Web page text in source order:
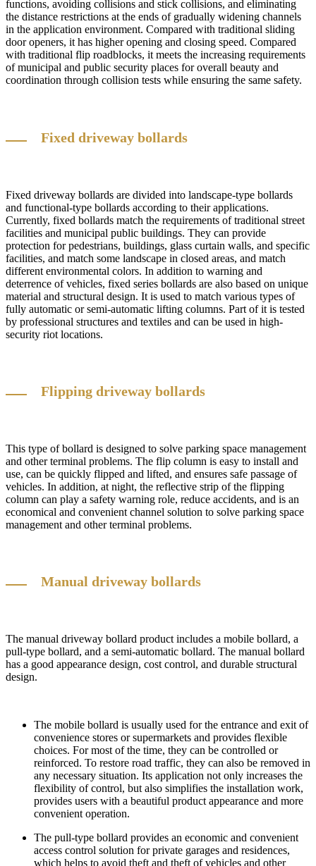
functions, avoiding collisions and stick collisions, and eliminating
the distance restrictions at the ends of gradually widening channels
in the application environment. Compared with traditional sliding
door openers, it has higher opening and closing speed. Compared
with traditional flip roadblocks, it meets the increasing requirements
of municipal and public security places for overall beauty and
coordination through collision tests while ensuring the same safety.
Fixed driveway bollards
Fixed driveway bollards are divided into landscape-type bollards
and functional-type bollards according to their applications.
Currently, fixed bollards match the requirements of traditional street
facilities and municipal public buildings. They can provide
protection for pedestrians, buildings, glass curtain walls, and specific
facilities, and match some landscape in closed areas, and match
different environmental colors. In addition to warning and
deterrence of vehicles, fixed series bollards are also based on unique
material and structural design. It is used to match various types of
fully automatic or semi-automatic lifting columns. Part of it is tested
by professional structures and textiles and can be used in high-
security riot locations.
Flipping driveway bollards
This type of bollard is designed to solve parking space management
and other terminal problems. The flip column is easy to install and
use, can be quickly flipped and lifted, and ensures safe passage of
vehicles. In addition, at night, the reflective strip of the flipping
column can play a safety warning role, reduce accidents, and is an
economical and convenient channel solution to solve parking space
management and other terminal problems.
Manual driveway bollards
The manual driveway bollard product includes a mobile bollard, a
pull-type bollard, and a semi-automatic bollard. The manual bollard
has a good appearance design, cost control, and durable structural
design.
The mobile bollard is usually used for the entrance and exit of
convenience stores or supermarkets and provides flexible
choices. For most of the time, they can be controlled or
reinforced. To restore road traffic, they can also be removed in
any necessary situation. Its application not only increases the
flexibility of control, but also simplifies the installation work,
provides users with a beautiful product appearance and more
convenient operation.
The pull-type bollard provides an economic and convenient
access control solution for private garages and residences,
which helps to avoid theft and theft of vehicles and other